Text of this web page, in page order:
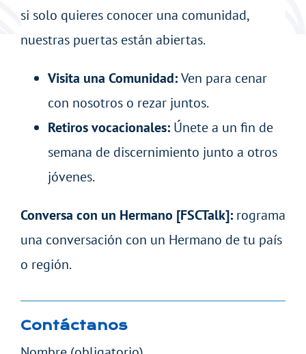
si solo quieres conocer una comunidad,
nuestras puertas están abiertas.
Visita una Comunidad:Ven para cenar
con nosotros o rezar juntos.
Retiros vocacionales: Únete a un fin de
semana de discernimiento junto a otros
jóvenes.
Conversa con un Hermano [FSCTalk]:rograma
una conversación con un Hermano de tu país
o región.
Contáctanos